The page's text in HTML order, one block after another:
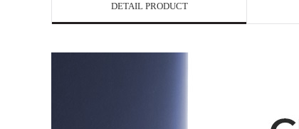
DETAIL PRODUCT